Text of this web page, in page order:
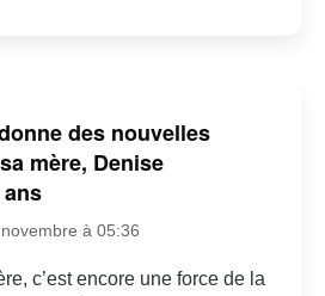
des nouvelles
mère, Denise
à 05:36
c’est encore une force de la